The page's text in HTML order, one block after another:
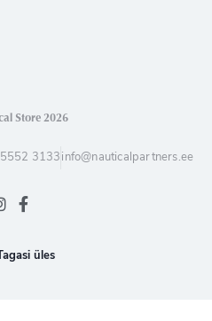
Store 2026
3133 info@nauticalpartners.ee
üles